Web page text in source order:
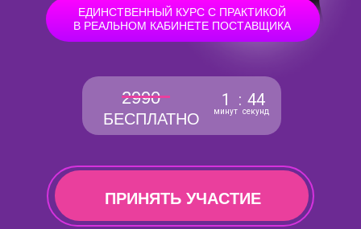
БЕСПЛАТНО
2990 1
минут
: 43
секунд
ПРИНЯТЬ УЧАСТИЕ
ЕДИНСТВЕННЫЙ КУРС С ПРАКТИКОЙ
В РЕАЛЬНОМ КАБИНЕТЕ ПОСТАВЩИКА